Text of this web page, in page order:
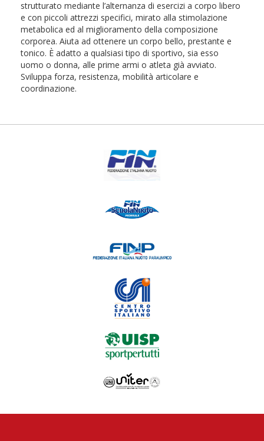
strutturato mediante l’alternanza di esercizi a corpo libero
e con piccoli attrezzi specifici, mirato alla stimolazione
metabolica ed al miglioramento della composizione
corporea. Aiuta ad ottenere un corpo bello, prestante e
tonico. È adatto a qualsiasi tipo di sportivo, sia esso
uomo o donna, alle prime armi o atleta già avviato.
Sviluppa forza, resistenza, mobilità articolare e
coordinazione.